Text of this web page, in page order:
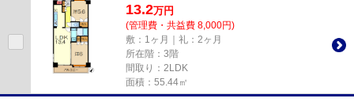
13.2万円
(管理費・共益費 8,000円)
敷：1ヶ月｜礼：2ヶ月
所在階：3階
間取り：2LDK
面積：55.44㎡